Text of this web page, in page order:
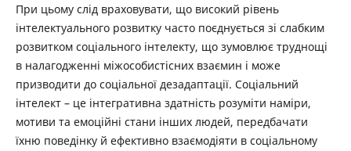
При цьому слід враховувати, що високий рівень
інтелектуального розвитку часто поєднується зі слабким
розвитком соціального інтелекту, що зумовлює труднощі
в налагодженні міжособистісних взаємин і може
призводити до соціальної дезадаптації. Соціальний
інтелект – це інтегративна здатність розуміти наміри,
мотиви та емоційні стани інших людей, передбачати
їхню поведінку й ефективно взаємодіяти в соціальному